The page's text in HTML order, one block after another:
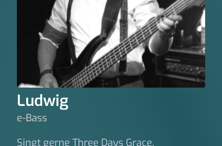
Ludwig
e-Bass
Singt gerne Three Days Grace.